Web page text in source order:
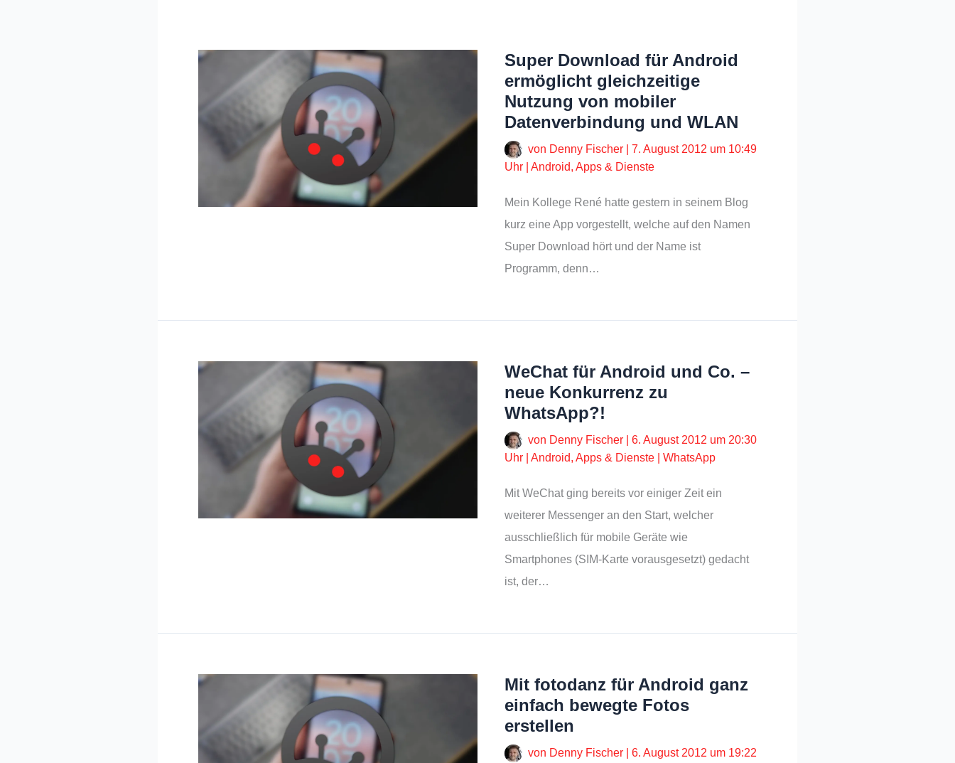
Super Download für Android
ermöglicht gleichzeitige
Nutzung von mobiler
Datenverbindung und WLAN
von Denny Fischer
7. August 2012 um 10:49
Uhr
Android, Apps & Dienste
Mein Kollege René hatte gestern in seinem Blog
kurz eine App vorgestellt, welche auf den Namen
Super Download hört und der Name ist
Programm, denn…
WeChat für Android und Co. –
neue Konkurrenz zu
WhatsApp?!
von Denny Fischer
6. August 2012 um 20:30
Uhr
Android, Apps & Dienste WhatsApp
Mit WeChat ging bereits vor einiger Zeit ein
weiterer Messenger an den Start, welcher
ausschließlich für mobile Geräte wie
Smartphones (SIM-Karte vorausgesetzt) gedacht
ist, der…
Mit fotodanz für Android ganz
einfach bewegte Fotos
erstellen
von Denny Fischer
6. August 2012 um 19:22